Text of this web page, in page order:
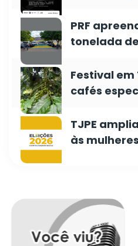
PRF
tonelada
Festival
cafés
TJPE
às